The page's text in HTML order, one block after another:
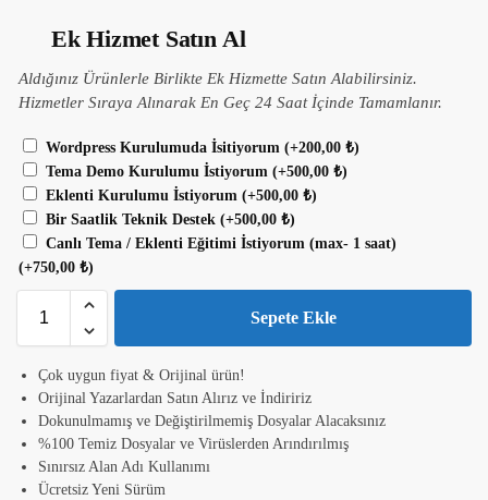
Ek Hizmet Satın Al
Aldığınız Ürünlerle Birlikte Ek Hizmette Satın Alabilirsiniz.
Hizmetler Sıraya Alınarak En Geç 24 Saat İçinde Tamamlanır.
Wordpress Kurulumuda İsitiyorum (+200,00 ₺)
Tema Demo Kurulumu İstiyorum (+500,00 ₺)
Eklenti Kurulumu İstiyorum (+500,00 ₺)
Bir Saatlik Teknik Destek (+500,00 ₺)
Canlı Tema / Eklenti Eğitimi İstiyorum (max- 1 saat)
(+750,00 ₺)
Sepete Ekle
Çok uygun fiyat & Orijinal ürün!
Orijinal Yazarlardan Satın Alırız ve İndiririz
Dokunulmamış ve Değiştirilmemiş Dosyalar Alacaksınız
%100 Temiz Dosyalar ve Virüslerden Arındırılmış
Sınırsız Alan Adı Kullanımı
Ücretsiz Yeni Sürüm